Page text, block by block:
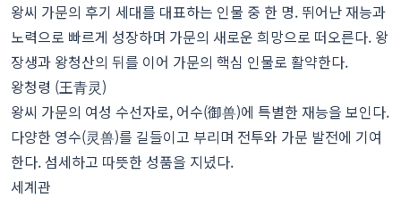
왕씨 가문의 후기 세대를 대표하는 인물 중 한 명. 뛰어난 재능과
노력으로 빠르게 성장하며 가문의 새로운 희망으로 떠오른다. 왕
장생과 왕청산의 뒤를 이어 가문의 핵심 인물로 활약한다.
왕청령 (王青灵)
왕씨 가문의 여성 수선자로, 어수(御兽)에 특별한 재능을 보인다.
다양한 영수(灵兽)를 길들이고 부리며 전투와 가문 발전에 기여
한다. 섬세하고 따뜻한 성품을 지녔다.
세계관